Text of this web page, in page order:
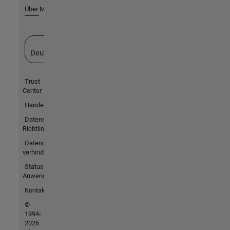
Über MathWorks
Deutschland
Trust
Center
Handelsmarken
Datenschutz-
Richtlinien
Datendiebstahl
verhindern
Status von
Anwendungen
Kontakt
©
1994-
2026